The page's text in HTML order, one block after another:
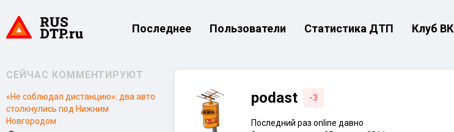
Последнее Пользователи Статистика ДТП Клуб ВК
СЕЙЧАС КОММЕНТИРУЮТ
«Не соблюдал дистанцию»: два авто
столкнулись под Нижним
Новгородом
podast -3
Последний раз online давно